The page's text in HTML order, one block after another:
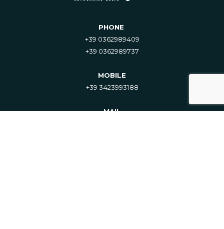
PHONE
+39 0362989409
+39 0362989737
MOBILE
+39 3423993188
MAIL